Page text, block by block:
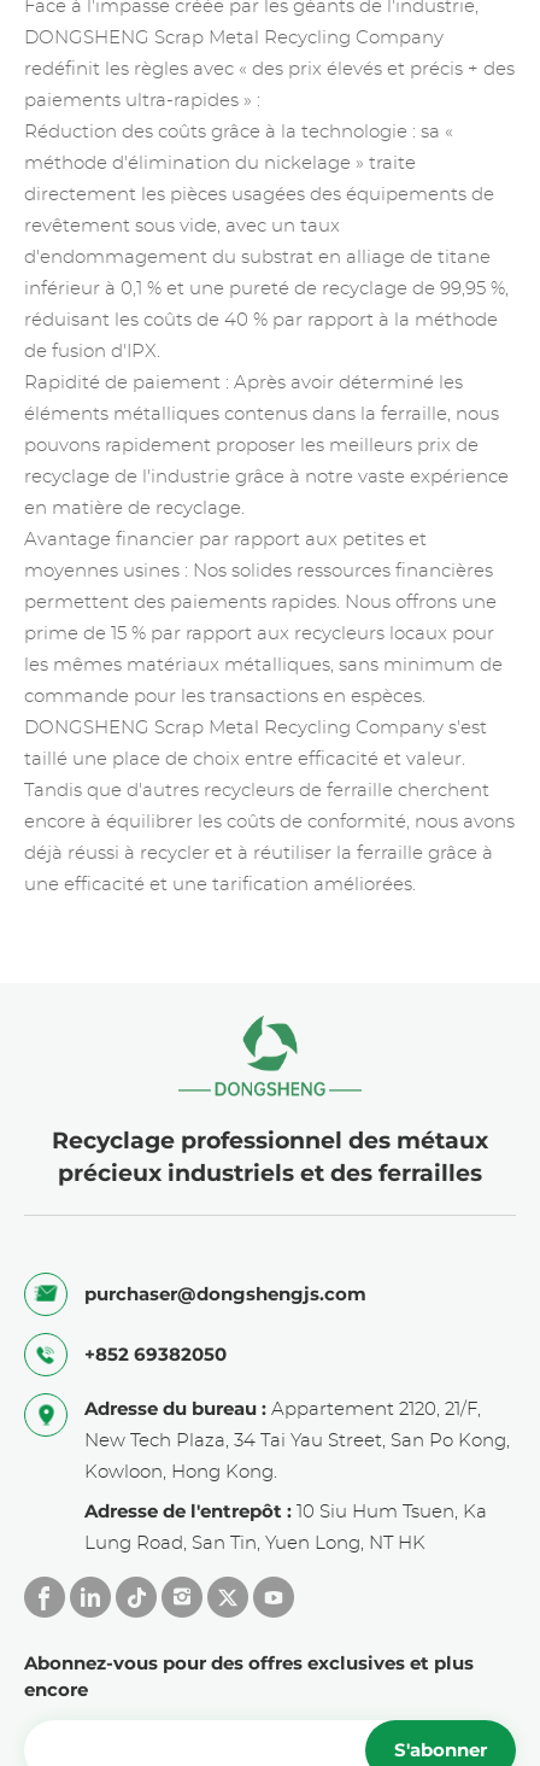
Face à l'impasse créée par les géants de l'industrie,
DONGSHENG Scrap Metal Recycling Company
redéfinit les règles avec « des prix élevés et précis + des
paiements ultra-rapides » :
Réduction des coûts grâce à la technologie : sa «
méthode d'élimination du nickelage » traite
directement les pièces usagées des équipements de
revêtement sous vide, avec un taux
d'endommagement du substrat en alliage de titane
inférieur à 0,1 % et une pureté de recyclage de 99,95 %,
réduisant les coûts de 40 % par rapport à la méthode
de fusion d'IPX.
Rapidité de paiement : Après avoir déterminé les
éléments métalliques contenus dans la ferraille, nous
pouvons rapidement proposer les meilleurs prix de
recyclage de l'industrie grâce à notre vaste expérience
en matière de recyclage.
Avantage financier par rapport aux petites et
moyennes usines : Nos solides ressources financières
permettent des paiements rapides. Nous offrons une
prime de 15 % par rapport aux recycleurs locaux pour
les mêmes matériaux métalliques, sans minimum de
commande pour les transactions en espèces.
DONGSHENG Scrap Metal Recycling Company s'est
taillé une place de choix entre efficacité et valeur.
Tandis que d'autres recycleurs de ferraille cherchent
encore à équilibrer les coûts de conformité, nous avons
déjà réussi à recycler et à réutiliser la ferraille grâce à
une efficacité et une tarification améliorées.
Recyclage professionnel des métaux
précieux industriels et des ferrailles
purchaser@dongshengjs.com
+852 69382050
Adresse du bureau : Appartement 2120, 21/F,
New Tech Plaza, 34 Tai Yau Street, San Po Kong,
Kowloon, Hong Kong.
Adresse de l'entrepôt : 10 Siu Hum Tsuen, Ka
Lung Road, San Tin, Yuen Long, NT HK
Abonnez-vous pour des offres exclusives et plus
encore
S'abonner